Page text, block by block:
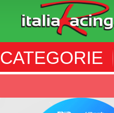
CATEGORIE